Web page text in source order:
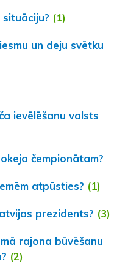
(1)
un deju svētku
ievēlēšanu valsts
čempionātam?
atpūsties? (1)
prezidents? (3)
rajona būvēšanu
(2)